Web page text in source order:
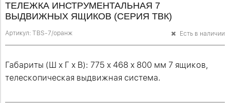
ТЕЛЕЖКА ИНСТРУМЕНТАЛЬНАЯ 7
ВЫДВИЖНЫХ ЯЩИКОВ (СЕРИЯ ТВК)
Артикул: TBS-7/оранж Есть в наличии
Габариты (Ш х Г х В): 775 х 468 х 800 мм 7 ящиков,
телескопическая выдвижная система.